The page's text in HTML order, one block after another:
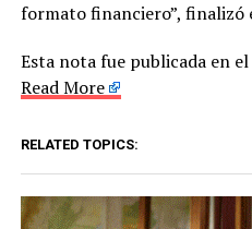
formato financiero”, finalizó
Esta nota fue publicada en
Read More
RELATED TOPICS: